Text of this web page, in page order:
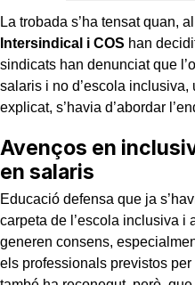
La trobada s’ha tensat quan,
Intersindical i COS han
sindicats han denunciat que
salaris i no d’escola
explicat, s’havia d’abordar
Avenços en
en salaris
Educació defensa que ja
carpeta de l’escola inclusiva i
generen consens,
els professionals previstos per